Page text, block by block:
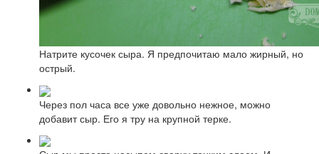
Натрите кусочек сыра. Я предпочитаю мало жирный, но
острый.
Через пол часа все уже довольно нежное, можно
добавит сыр. Его я тру на крупной терке.